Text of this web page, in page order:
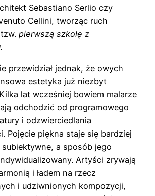
Sebastiano Serlio czy
Cellini, tworząc ruch
pierwszą szkołę z
przewidział jednak, że owych
estetyka już niezbyt
lat wcześniej bowiem malarze
odchodzić od programowego
i odzwierciedlania
Pojęcie piękna staje się bardziej
a sposób jego
Artyści zrywają
i ładem na rzecz
i udziwnionych kompozycji,